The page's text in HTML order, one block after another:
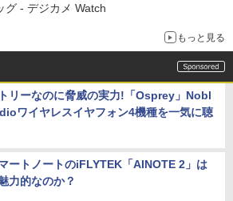
グ - デジカメ Watch
もっと見る
リーなのに脅威の実力!「Osprey」Nobl
ワイヤレスイヤフォン4機種を一気に聴
ートノートのiFLYTEK「AINOTE 2」は
力的なのか？